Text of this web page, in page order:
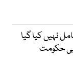
نہیں کیا گیا
حکومت